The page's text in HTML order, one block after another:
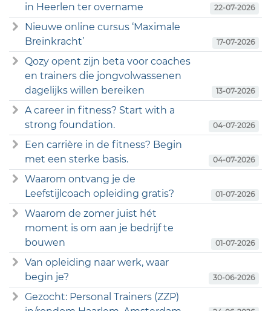
in Heerlen ter overname
22-07-2026
Nieuwe online cursus ‘Maximale
Breinkracht’
17-07-2026
Qozy opent zijn beta voor coaches
en trainers die jongvolwassenen
dagelijks willen bereiken
13-07-2026
A career in fitness? Start with a
strong foundation.
04-07-2026
Een carrière in de fitness? Begin
met een sterke basis.
04-07-2026
Waarom ontvang je de
Leefstijlcoach opleiding gratis?
01-07-2026
Waarom de zomer juist hét
moment is om aan je bedrijf te
bouwen
01-07-2026
Van opleiding naar werk, waar
begin je?
30-06-2026
Gezocht: Personal Trainers (ZZP)